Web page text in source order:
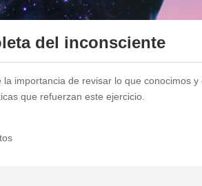
del inconsciente
importancia de revisar lo que conocimos
que refuerzan este ejercicio.